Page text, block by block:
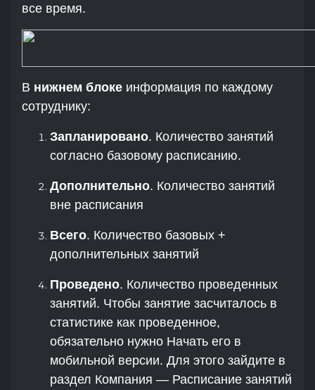
все время.
В нижнем блоке информация по каждому
сотруднику:
Запланировано. Количество занятий
согласно базовому расписанию.
Дополнительно. Количество занятий
вне расписания
Всего. Количество базовых +
дополнительных занятий
Проведено. Количество проведенных
занятий. Чтобы занятие засчиталось в
статистике как проведенное,
обязательно нужно Начать его в
мобильной версии. Для этого зайдите в
раздел Компания — Расписание занятий